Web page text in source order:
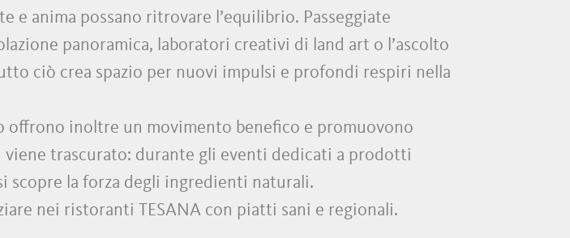
e anima possano ritrovare l’equilibrio. Passeggiate
panoramica, laboratori creativi di land art o l’ascolto
ciò crea spazio per nuovi impulsi e profondi respiri nella
offrono inoltre un movimento benefico e promuovono
viene trascurato: durante gli eventi dedicati a prodotti
scopre la forza degli ingredienti naturali.
nei ristoranti TESANA con piatti sani e regionali.